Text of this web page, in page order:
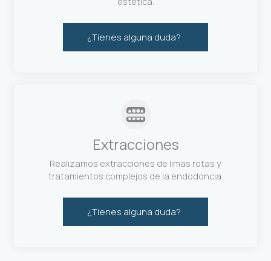
¿Tienes alguna duda?
Extracciones
Realizamos extracciones de limas rotas y
tratamientos complejos de la endodoncia.
¿Tienes alguna duda?